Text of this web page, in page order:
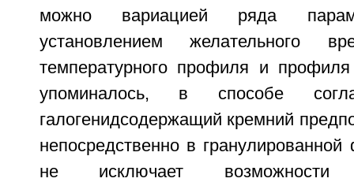
можно вариацией ряда
установлением желательного
температурного профиля и
упоминалось, в способе
галогенидсодержащий кремний
непосредственно в
не исключает возможности